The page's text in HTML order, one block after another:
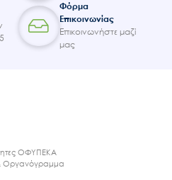
Φόρμα
Επικοινωνίας
Επικοινωνήστε μαζί
μας
ΟΦΥΠΕΚΑ
Οργανόγραμμα